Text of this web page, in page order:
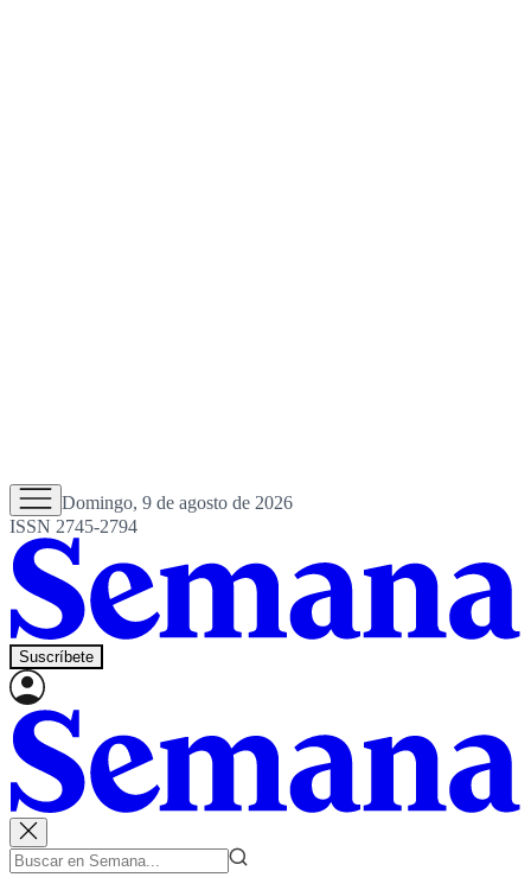
Domingo, 9 de agosto de 2026
ISSN 2745-2794
Suscríbete